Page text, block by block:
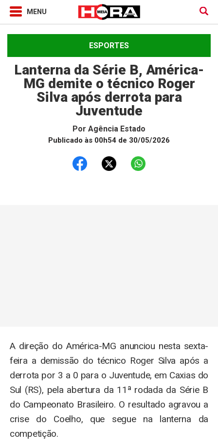
ESPORTES
Lanterna da Série B, América-
MG demite o técnico Roger
Silva após derrota para
Juventude
Por Agência Estado
Publicado às 00h54 de 30/05/2026
A direção do América-MG anunciou nesta sexta-
feira a demissão do técnico Roger Silva após a
derrota por 3 a 0 para o Juventude, em Caxias do
Sul (RS), pela abertura da 11ª rodada da Série B
do Campeonato Brasileiro. O resultado agravou a
crise do Coelho, que segue na lanterna da
competição.